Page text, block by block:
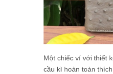
Một chiếc ví với thiết
cầu kì hoàn toàn